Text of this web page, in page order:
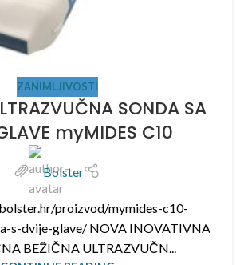
ZANIMLJIVOSTI
SONDA SA
myMIDES C10
Bolster
proizvod/mymides-c10-
s-dvije-glave/ NOVA INOVATIVNA
BEŽIČNA ULTRAZVUČN...